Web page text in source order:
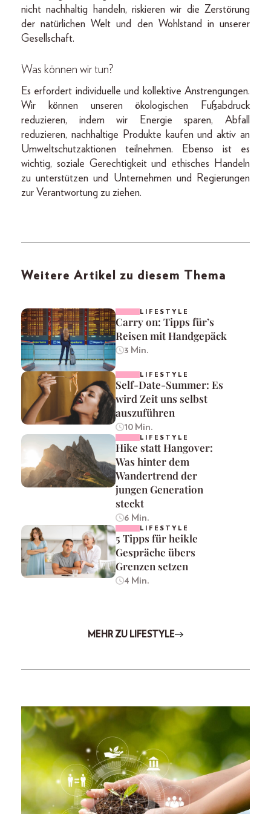
nicht nachhaltig handeln, riskieren wir die Zerstörung
der natürlichen Welt und den Wohlstand in unserer
Gesellschaft.
Was können wir tun?
Es erfordert individuelle und kollektive Anstrengungen.
Wir können unseren ökologischen Fußabdruck
reduzieren, indem wir Energie sparen, Abfall
reduzieren, nachhaltige Produkte kaufen und aktiv an
Umweltschutzaktionen teilnehmen. Ebenso ist es
wichtig, soziale Gerechtigkeit und ethisches Handeln
zu unterstützen und Unternehmen und Regierungen
zur Verantwortung zu ziehen.
Weitere Artikel zu diesem Thema
LIFESTYLE
Carry on: Tipps für’s
Reisen mit Handgepäck
3 Min.
LIFESTYLE
Self-Date-Summer: Es
wird Zeit uns selbst
auszuführen
10 Min.
LIFESTYLE
Hike statt Hangover:
Was hinter dem
Wandertrend der
jungen Generation
steckt
6 Min.
LIFESTYLE
5 Tipps für heikle
Gespräche übers
Grenzen setzen
4 Min.
MEHR ZU LIFESTYLE